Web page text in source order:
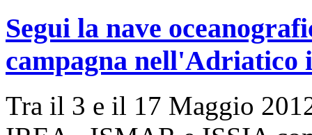
Segui la nave
campagna nell'Adriatico
Tra il 3 e il 17 Maggio